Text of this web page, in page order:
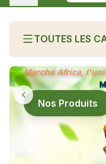
TOUTES LES
NOUS SOMMES
Nos Produits